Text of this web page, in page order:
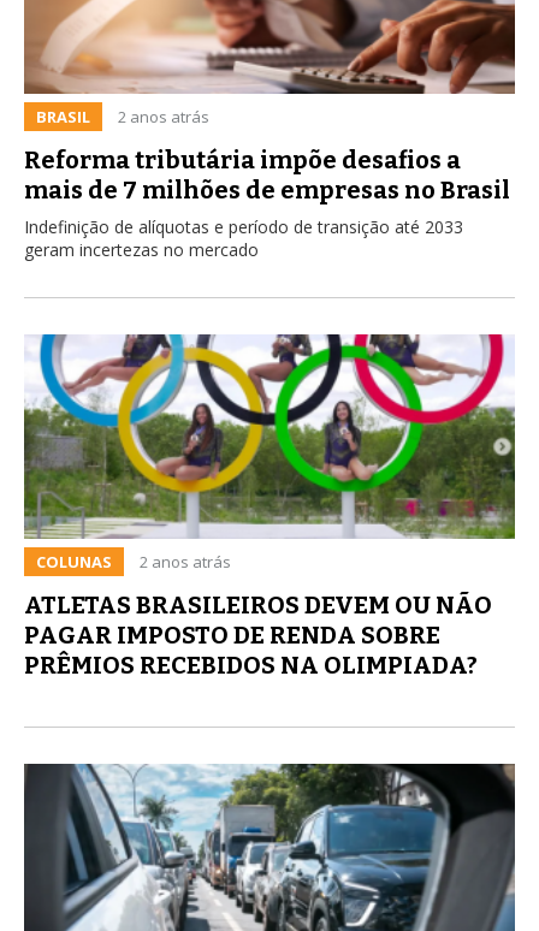
BRASIL 2 anos atrás
Reforma tributária impõe desafios a
mais de 7 milhões de empresas no Brasil
Indefinição de alíquotas e período de transição até 2033
geram incertezas no mercado
COLUNAS 2 anos atrás
ATLETAS BRASILEIROS DEVEM OU NÃO
PAGAR IMPOSTO DE RENDA SOBRE
PRÊMIOS RECEBIDOS NA OLIMPIADA?